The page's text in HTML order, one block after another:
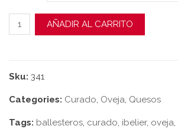
Queso viejo puro de oveja cantidad
AÑADIR AL CARRITO
Sku: 341
Categories: Curado, Oveja, Quesos
Tags: ballesteros, curado, ibelier, oveja,